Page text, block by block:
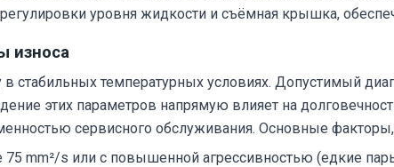
уровня жидкости и съёмная крышка,
износа
в стабильных температурных условиях. Допустимый
этих параметров напрямую влияет на
сервисного обслуживания. Основные
mm²/s или с повышенной агрессивностью (едкие